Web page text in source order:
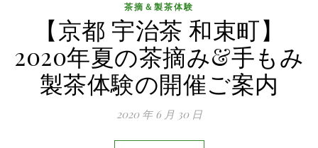
茶摘＆製茶体験
【京都 宇治茶 和束町】
2020年夏の茶摘み&手もみ
製茶体験の開催ご案内
2020 年 6 月 30 日